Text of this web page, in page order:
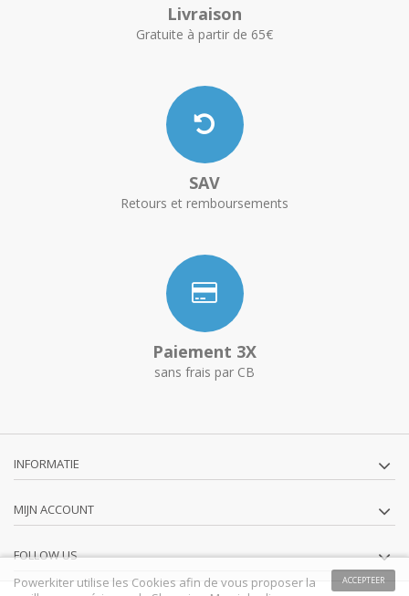
Livraison
Gratuite à partir de 65€
SAV
Retours et remboursements
Paiement 3X
sans frais par CB
INFORMATIE
MIJN ACCOUNT
FOLLOW US
ACCEPTEER
Powerkiter utilise les Cookies afin de vous proposer la